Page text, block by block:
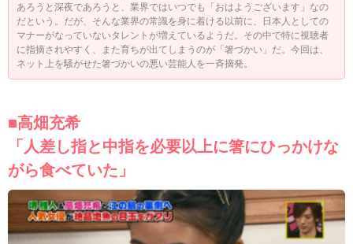
あろうと深夜であろうと、業界ではいつでも「おはようございます」なの
だという。だが、そんな業界の常識を身に着ける以前に、日本人としての
マナーがなっていないタレントが増えているようだ。その中で特に視聴者
に指摘されやすく、また育ちが出てしまうのが「箸づかい」だ。今回は、
ネット上を騒がせた箸づかいの悪い芸能人を一斉摘発。
■高畑充希
「人差し指と中指を必要以上に箸にひっかけな
がら食べていた」